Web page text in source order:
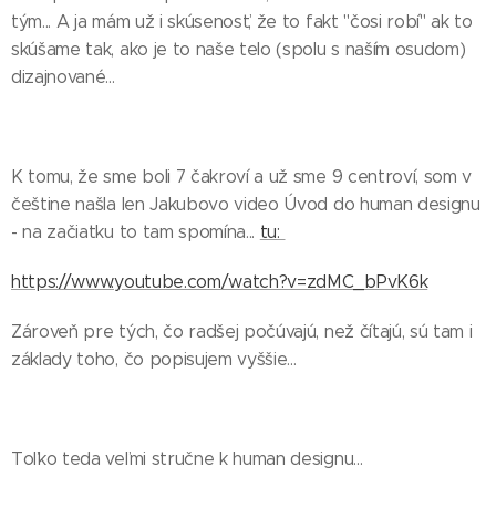
tým... A ja mám už i skúsenosť, že to fakt "čosi robí" ak to
skúšame tak, ako je to naše telo (spolu s naším osudom)
dizajnované...
K tomu, že sme boli 7 čakroví a už sme 9 centroví, som v
češtine našla len Jakubovo video Úvod do human designu
- na začiatku to tam spomína... tu:
https://www.youtube.com/watch?v=zdMC_bPvK6k
Zároveň pre tých, čo radšej počúvajú, než čítajú, sú tam i
základy toho, čo popisujem vyššie...
Toľko teda veľmi stručne k human designu...